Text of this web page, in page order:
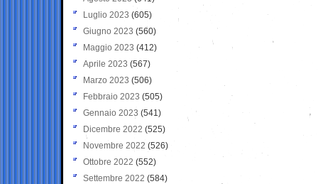
Luglio 2023 (605)
Giugno 2023 (560)
Maggio 2023 (412)
Aprile 2023 (567)
Marzo 2023 (506)
Febbraio 2023 (505)
Gennaio 2023 (541)
Dicembre 2022 (525)
Novembre 2022 (526)
Ottobre 2022 (552)
Settembre 2022 (584)